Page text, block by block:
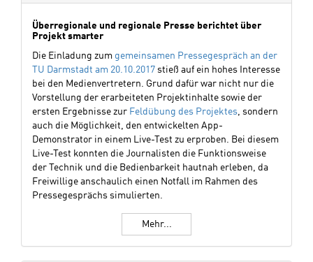
Überregionale und regionale Presse berichtet über
Projekt smarter
Die Einladung zum gemeinsamen Pressegespräch an der
TU Darmstadt am 20.10.2017 stieß auf ein hohes Interesse
bei den Medienvertretern. Grund dafür war nicht nur die
Vorstellung der erarbeiteten Projektinhalte sowie der
ersten Ergebnisse zur Feldübung des Projektes, sondern
auch die Möglichkeit, den entwickelten App-
Demonstrator in einem Live-Test zu erproben. Bei diesem
Live-Test konnten die Journalisten die Funktionsweise
der Technik und die Bedienbarkeit hautnah erleben, da
Freiwillige anschaulich einen Notfall im Rahmen des
Pressegesprächs simulierten.
Mehr...